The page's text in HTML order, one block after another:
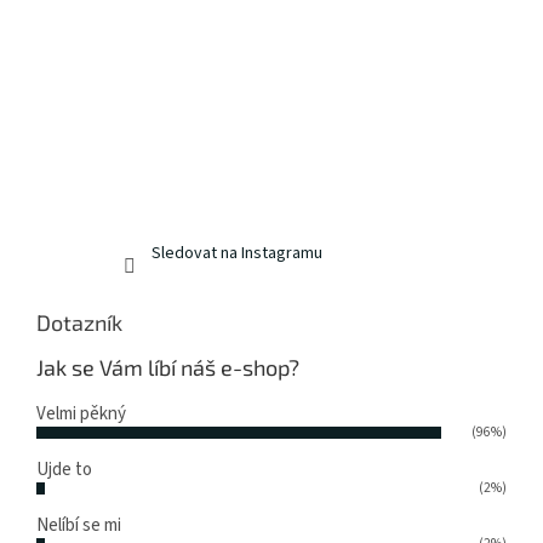
Sledovat na Instagramu
Dotazník
Jak se Vám líbí náš e-shop?
Velmi pěkný
(96%)
Ujde to
(2%)
Nelíbí se mi